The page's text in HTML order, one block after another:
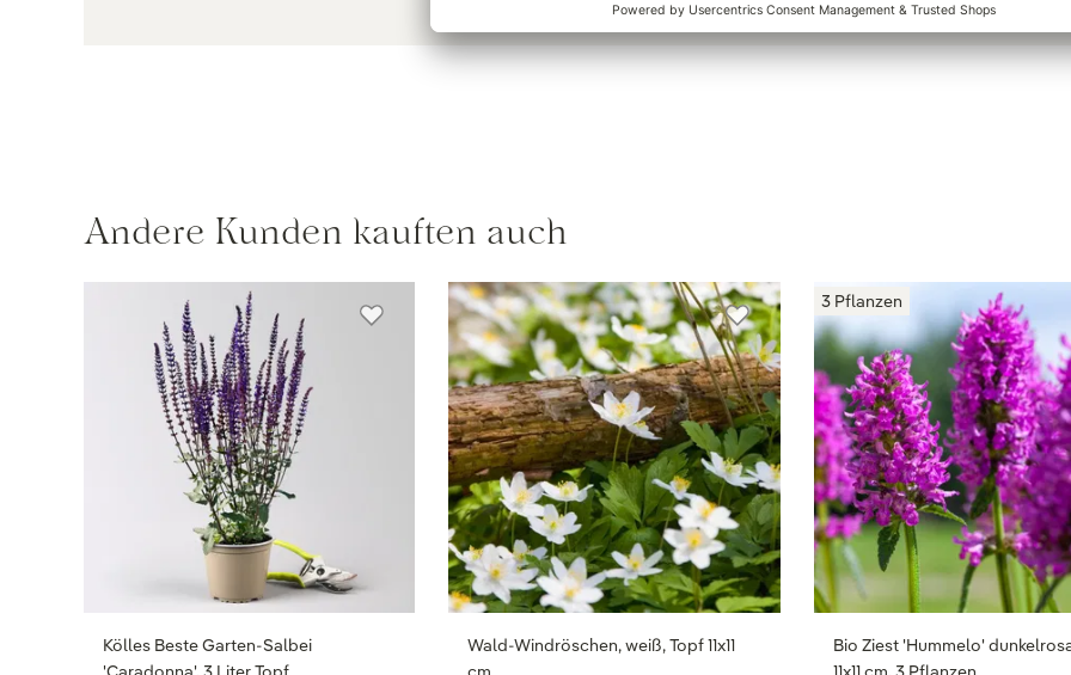
Andere Kunden kauften auch
Kölles Beste Garten-Salbei
Wald-Windröschen, weiß, Topf 11x11
3 Pflanzen
Bio Ziest 'Hummelo'